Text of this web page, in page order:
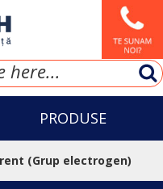
PRODUSE
(Grup electrogen)